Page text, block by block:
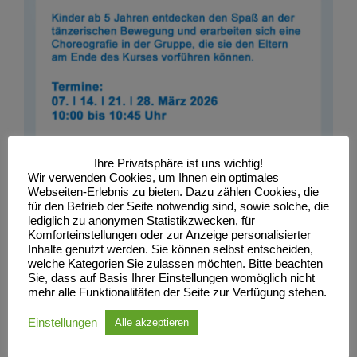
Unser neuer Tanzkurs richtet sich an Kinder von 5 bis 7
Jahren, die an 4 Samstagen an das Tanzen herangeführt
werden und mit viel Spaß das Tanzen und die Bewegung
Ihre Privatsphäre ist uns wichtig!
Wir verwenden Cookies, um Ihnen ein optimales
Webseiten-Erlebnis zu bieten. Dazu zählen Cookies, die
für den Betrieb der Seite notwendig sind, sowie solche, die
lediglich zu anonymen Statistikzwecken, für
Komforteinstellungen oder zur Anzeige personalisierter
Inhalte genutzt werden. Sie können selbst entscheiden,
welche Kategorien Sie zulassen möchten. Bitte beachten
Sie, dass auf Basis Ihrer Einstellungen womöglich nicht
mehr alle Funktionalitäten der Seite zur Verfügung stehen.
Einstellungen Alle akzeptieren